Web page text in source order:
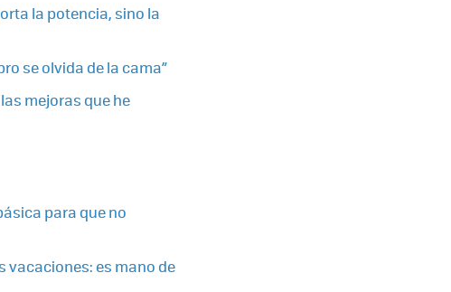
la potencia, sino la
se olvida de la cama”
mejoras que he
para que no
vacaciones: es mano de